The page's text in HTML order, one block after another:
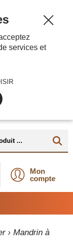
Mon
compte
› Mandrin à
services et